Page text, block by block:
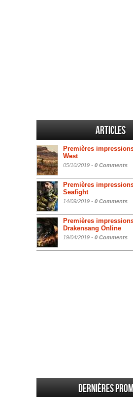
Articles
Premières
West
05/10/2019 - 0 Comments
Premières
Seafight
14/09/2019 - 0 Comments
Premières
Drakensang Online
19/04/2019 - 0 Comments
Dernières